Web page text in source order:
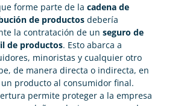
forme parte de la cadena de
de productos debería
la contratación de un seguro de
de productos. Esto abarca a
minoristas y cualquier otro
de manera directa o indirecta, en
producto al consumidor final.
permite proteger a la empresa